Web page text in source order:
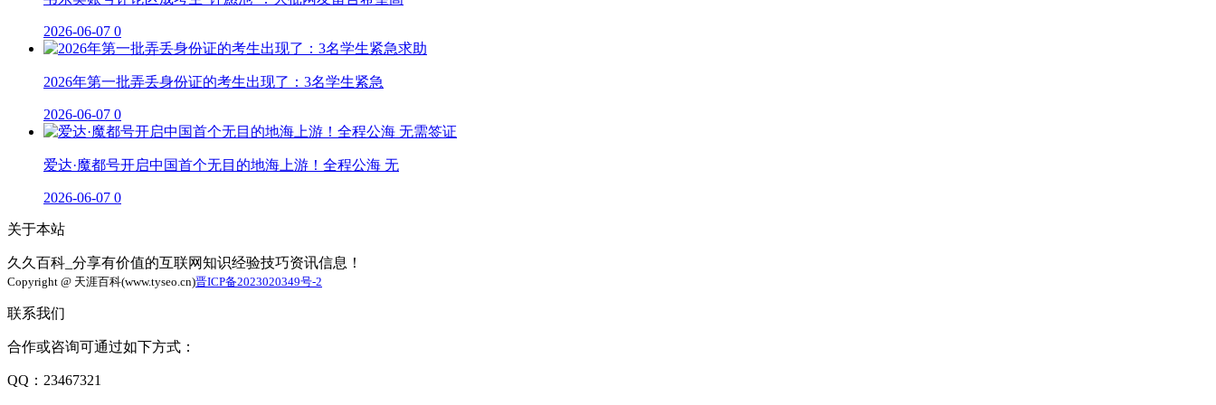
2026-06-07 0
2026年第一批弄丢身份证的考生出现了：3名学生紧急
2026-06-07 0
爱达·魔都号开启中国首个无目的地海上游！全程公海 无
2026-06-07 0
关于本站
久久百科_分享有价值的互联网知识经验技巧资讯信息！
Copyright @ 天涯百科(www.tyseo.cn)晋ICP备2023020349号-2
联系我们
合作或咨询可通过如下方式：
QQ：23467321